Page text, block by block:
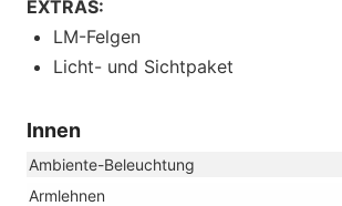
EXTRAS:
LM-Felgen
Licht- und Sichtpaket
Innen
Ambiente-Beleuchtung
Armlehnen